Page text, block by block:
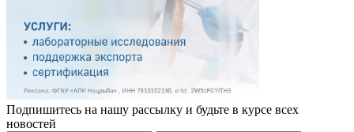
Подпишитесь на нашу рассылку и будьте в курсе всех
новостей